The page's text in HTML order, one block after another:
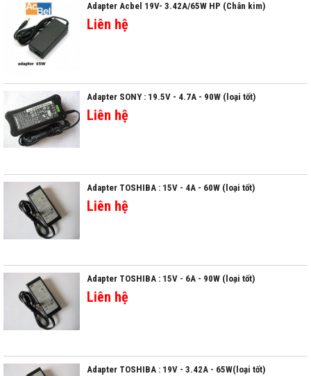
Adapter Acbel 19V- 3.42A/65W HP (Chân kim)
Liên hệ
Adapter SONY : 19.5V - 4.7A - 90W (loại tốt)
Liên hệ
Adapter TOSHIBA : 15V - 4A - 60W (loại tốt)
Liên hệ
Adapter TOSHIBA : 15V - 6A - 90W (loại tốt)
Liên hệ
Adapter TOSHIBA : 19V - 3.42A - 65W(loại tốt)